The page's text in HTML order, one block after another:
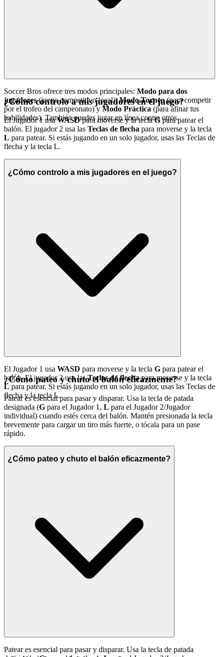
Soccer Bros ofrece tres modos principales: Modo para dos
jugadores(juego competitivo local),Modo Torneo(para competir
por el trofeo del campeonato) y Modo Práctica (para afinar tus
habilidades). También puedes jugar en línea contra otros.
¿Cómo controlo a mis jugadores en el juego?
El Jugador 1 usaWASDpara moverse y la teclaGpara patear el
balón. El jugador 2 usa las Teclas de flecha para moverse y la tecla
L para patear. Si estás jugando en un solo jugador, usas las Teclas de
flecha y la tecla L.
¿Cómo controlo a mis jugadores en el juego?
El Jugador 1 usa WASD para moverse y la tecla G para patear el
balón. El jugador 2 usa lasTeclas de flechapara moverse y la tecla
L para patear. Si estás jugando en un solo jugador, usas las Teclas de
flecha y la tecla L.
¿Cómo pateo y chuto el balón eficazmente?
Patear es esencial para pasar y disparar. Usa la tecla de patada
designada (G para el Jugador 1, L para el Jugador 2/Jugador
individual) cuando estés cerca del balón. Mantén presionada la tecla
brevemente para cargar un tiro más fuerte, o tócala para un pase
rápido.
¿Cómo pateo y chuto el balón eficazmente?
Patear es esencial para pasar y disparar. Usa la tecla de patada